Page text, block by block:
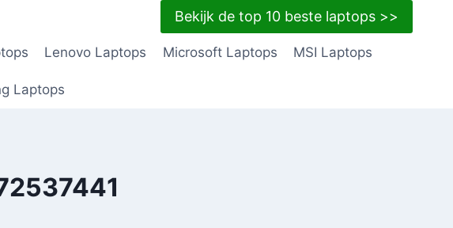
Bekijk de top 10 beste laptops >>
Lenovo Laptops Microsoft Laptops MSI Laptops
Laptops